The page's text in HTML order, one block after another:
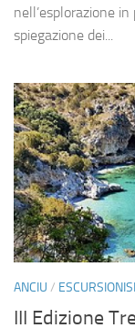
nell’esplorazione
spiegazione dei...
ANCIU /
III Edizione